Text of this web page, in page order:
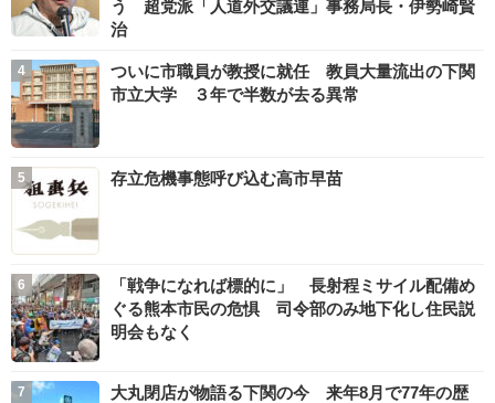
う 超党派「人道外交議連」事務局長・伊勢崎賢
治
ついに市職員が教授に就任 教員大量流出の下関
市立大学 ３年で半数が去る異常
存立危機事態呼び込む高市早苗
「戦争になれば標的に」 長射程ミサイル配備め
ぐる熊本市民の危惧 司令部のみ地下化し住民説
明会もなく
大丸閉店が物語る下関の今 来年8月で77年の歴